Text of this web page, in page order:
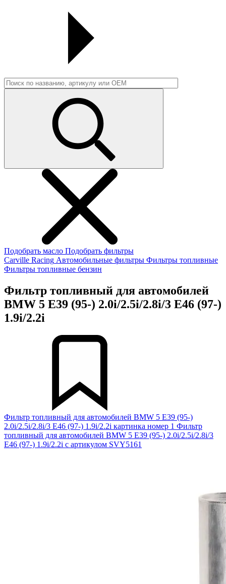
Подобрать масло Подобрать фильтры
Carville Racing Автомобильные фильтры Фильтры топливные
Фильтры топливные бензин
Фильтр топливный для автомобилей
BMW 5 E39 (95-) 2.0i/2.5i/2.8i/3 E46 (97-)
1.9i/2.2i
Фильтр топливный для автомобилей BMW 5 E39 (95-)
2.0i/2.5i/2.8i/3 E46 (97-) 1.9i/2.2i картинка номер 1 Фильтр
топливный для автомобилей BMW 5 E39 (95-) 2.0i/2.5i/2.8i/3
E46 (97-) 1.9i/2.2i с артикулом SVY5161